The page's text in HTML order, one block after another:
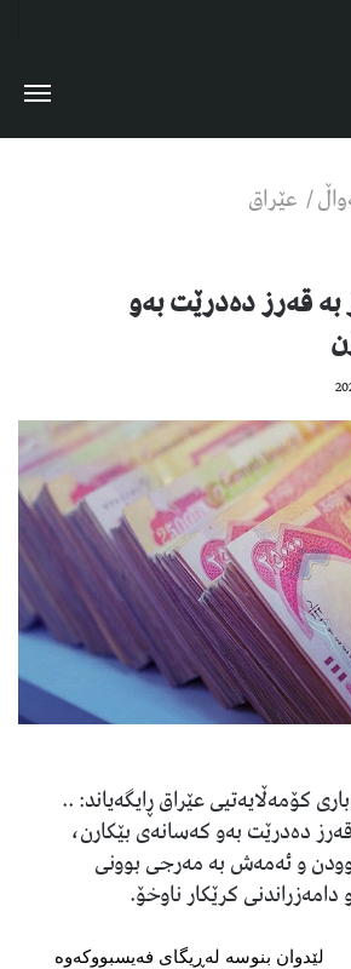
/ عێراق
بە قەرز دەدرێت بەو
کۆمەڵایەتیی عێراق ڕایگەیاند: ..
قەرز دەدرێت بەو کەسانەی بێکارن،
و ئەمەش بە مەرجی بوونی
کرێکار ناوخۆ.
لێدوان بنوسە لەڕیگای فەیسبووکەوە